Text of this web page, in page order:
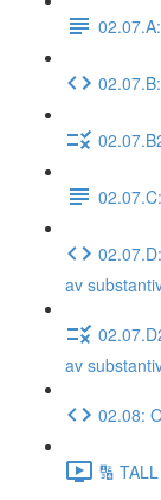
av
av
02.08:
🔢